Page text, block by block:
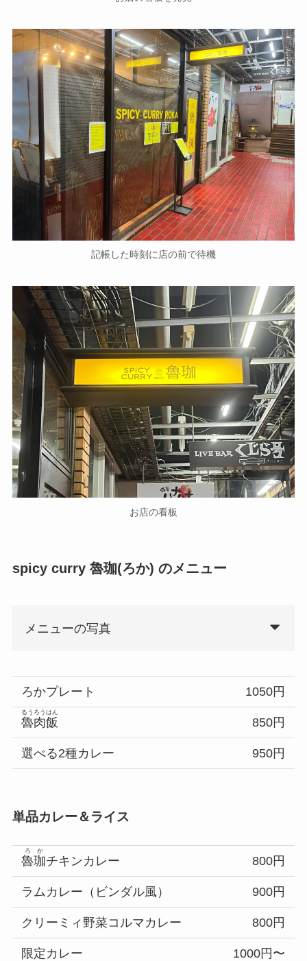
記帳した時刻に店の前で待機
お店の看板
spicy curry 魯珈(ろか) のメニュー
メニューの写真
ろかプレート 1050円
魯肉飯
るうろうはん
850円
選べる2種カレー 950円
単品カレー＆ライス
魯珈
ろか
チキンカレー 800円
ラムカレー（ビンダル風） 900円
クリーミィ野菜コルマカレー 800円
限定カレー 1000円〜